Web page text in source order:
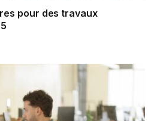
pour des travaux